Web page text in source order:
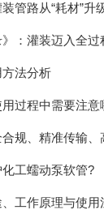
路从“耗材”升级为
：灌装迈入全过
法分析
过程中需要注意
精准传输、高效稳定的
工蠕动泵软管?
工作原理与使用